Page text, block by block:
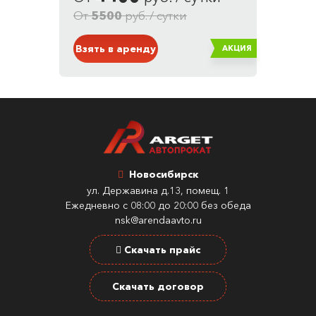
Белый
От5500руб. / сутки
Взять в аренду АКЦИЯ
Новосибирск
ул. Державина д.13, помещ. 1
Ежедневно с 08:00 до 20:00 без обеда
nsk@arendaavto.ru
Скачать прайс
Скачать договор